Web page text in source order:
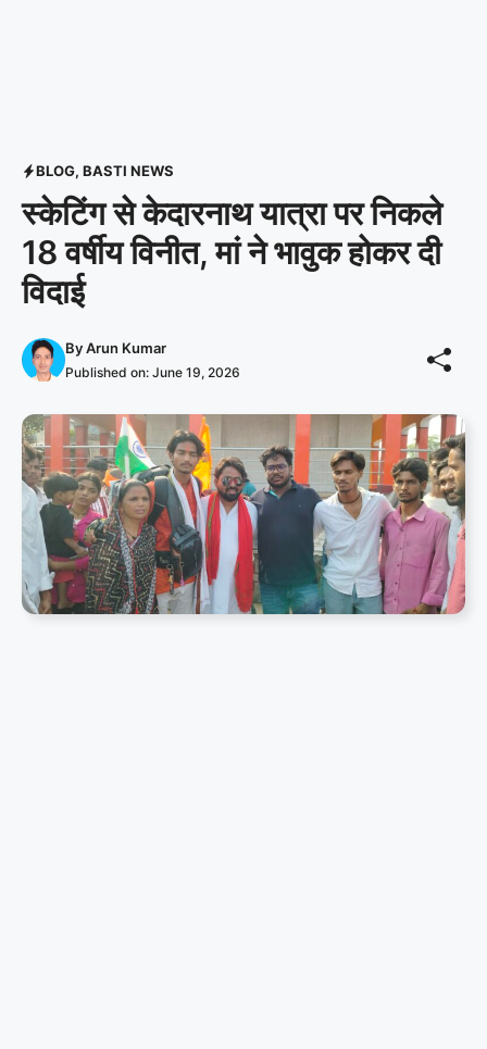
BLOG, BASTI NEWS
स्केटिंग से केदारनाथ यात्रा पर निकले
18 वर्षीय विनीत, मां ने भावुक होकर दी
विदाई
ByArun Kumar
Published on: June 19, 2026